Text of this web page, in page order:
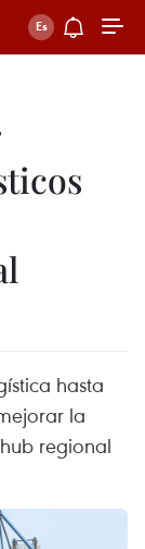
hasta
la
regional